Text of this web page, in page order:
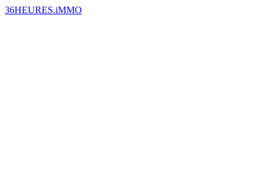
36HEURES.iMMO